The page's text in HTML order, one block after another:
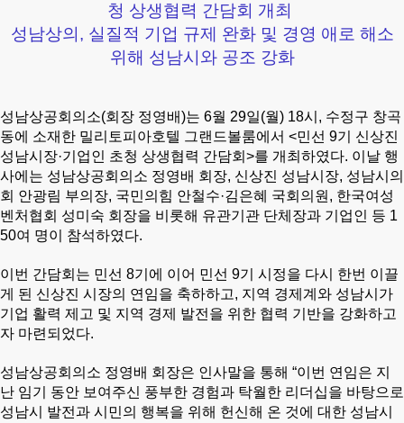
청 상생협력 간담회 개최
성남상의, 실질적 기업 규제 완화 및 경영 애로 해소
위해 성남시와 공조 강화
성남상공회의소(회장 정영배)는 6월 29일(월) 18시, 수정구 창곡
동에 소재한 밀리토피아호텔 그랜드볼룸에서 <민선 9기 신상진
성남시장·기업인 초청 상생협력 간담회>를 개최하였다. 이날 행
사에는 성남상공회의소 정영배 회장, 신상진 성남시장, 성남시의
회 안광림 부의장, 국민의힘 안철수·김은혜 국회의원, 한국여성
벤처협회 성미숙 회장을 비롯해 유관기관 단체장과 기업인 등 1
50여 명이 참석하였다.
이번 간담회는 민선 8기에 이어 민선 9기 시정을 다시 한번 이끌
게 된 신상진 시장의 연임을 축하하고, 지역 경제계와 성남시가
기업 활력 제고 및 지역 경제 발전을 위한 협력 기반을 강화하고
자 마련되었다.
성남상공회의소 정영배 회장은 인사말을 통해 “이번 연임은 지
난 임기 동안 보여주신 풍부한 경험과 탁월한 리더십을 바탕으로
성남시 발전과 시민의 행복을 위해 헌신해 온 것에 대한 성남시